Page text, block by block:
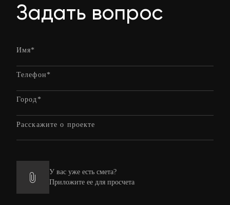
Задать вопрос
У вас уже есть смета?
Приложите ее для просчета